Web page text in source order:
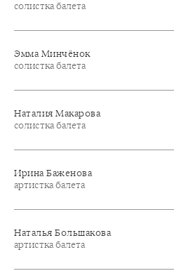
солистка балета
Эмма Минчёнок
солистка балета
Наталия Макарова
солистка балета
Ирина Баженова
артистка балета
Наталья Большакова
артистка балета